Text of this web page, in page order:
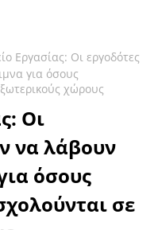
Εργασίας: Οι εργοδότες
για όσους
χώρους
Οι
να λάβουν
όσους
σε